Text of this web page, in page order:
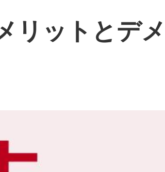
リットとデ